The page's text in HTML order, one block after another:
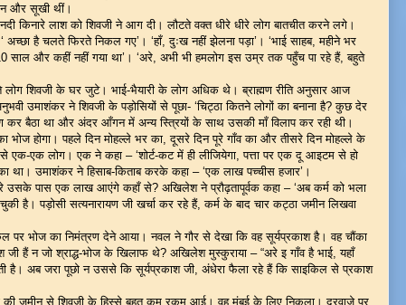
और सूखी थीं।
किनारे लाश को शिवजी ने आग दी। लौटते वक्त धीरे धीरे लोग बातचीत करने लगे।
है चलते फिरते निकल गए’। ‘हाँ, दुःख नहीं झेलना पड़ा’। ‘भाई साहब, महीने भर
साल और कहीं नहीं गया था’। ‘अरे, अभी भी हमलोग इस उम्र तक पहुँच पा रहे हैं, बहुते
लोग शिवजी के घर जुटे। भाई-भैयारी के लोग अधिक थे। ब्राह्मण रीति अनुसार आज
उमाशंकर ने शिवजी के पड़ोसियों से पूछा- ‘चिट्ठा कितने लोगों का बनाना है? कुछ देर
कर बैठा था और अंदर आँगन में अन्य स्त्रियों के साथ उसकी माँ विलाप कर रही थी।
होगा। पहले दिन मोहल्ले भर का, दूसरे दिन पूरे गाँव का और तीसरे दिन मोहल्ले के
एक-एक लोग। एक ने कहा – ‘शोर्ट-कट में ही लीजियेगा, पत्ता पर एक दू आइटम से हो
था। उमाशंकर ने हिसाब-किताब करके कहा – ‘एक लाख पच्चीस हजार’।
पास एक लाख आएंगे कहाँ से? अखिलेश ने प्रौढ़तापूर्वक कहा – ‘अब कर्म को भला
है। पड़ोसी सत्यनारायण जी खर्चा कर रहे हैं, कर्म के बाद चार कट्ठा जमीन लिखवा
पर भोज का निमंत्रण देने आया। नवल ने गौर से देखा कि वह सूर्यप्रकाश है। वह चौंका
जी हैं न जो श्राद्ध-भोज के खिलाफ थे? अखिलेश मुस्कुराया – “अरे इ गाँव है भाई, यहाँ
है। अब जरा पूछो न उससे कि सूर्यप्रकाश जी, अंधेरा फैला रहे हैं कि साइकिल से प्रकाश
की जमीन से शिवजी के हिस्से बहुत कम रकम आई। वह मुंबई के लिए निकला। दरवाजे पर